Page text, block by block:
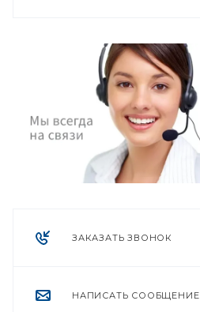
ЗАКАЗАТЬ ЗВОНОК
НАПИСАТЬ СООБЩЕНИЕ